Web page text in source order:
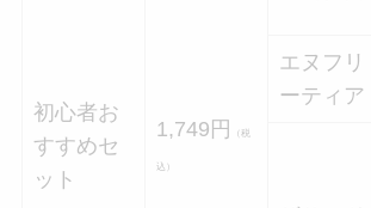
初心者お
すすめセ
ット
1,749円 （税
込）
エヌフリ
ーティア